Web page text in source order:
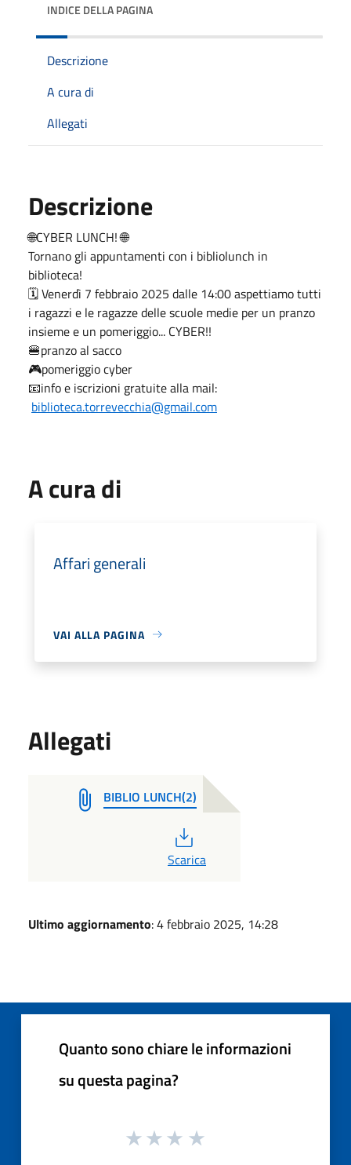
INDICE DELLA PAGINA
Descrizione
A cura di
Allegati
Descrizione
🌐CYBER LUNCH! 🌐
Tornano gli appuntamenti con i bibliolunch in
biblioteca!
🗓 Venerdì 7 febbraio 2025 dalle 14:00 aspettiamo tutti
i ragazzi e le ragazze delle scuole medie per un pranzo
insieme e un pomeriggio... CYBER!!
🍔pranzo al sacco
🎮pomeriggio cyber
📧info e iscrizioni gratuite alla mail:
biblioteca.torrevecchia@gmail.com
A cura di
Affari generali
VAI ALLA PAGINA
Allegati
BIBLIO LUNCH(2)
Scarica
Ultimo aggiornamento: 4 febbraio 2025, 14:28
Quanto sono chiare le informazioni
su questa pagina?